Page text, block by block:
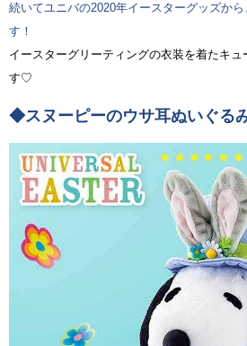
続いてユニバの2020年イースターグッズか
す！
イースターグリーティングの衣装を着たキ
す♡
◆スヌーピーのウサ耳ぬいぐる